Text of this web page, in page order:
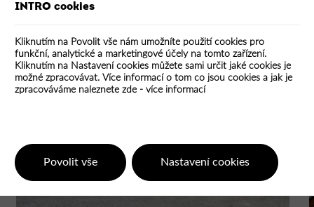
INTRO cookies
Kliknutím na Povolit vše nám umožníte použití cookies pro
funkční, analytické a marketingové účely na tomto zařízení.
Kliknutím na Nastavení cookies můžete sami určit jaké cookies je
možné zpracovávat. Více informací o tom co jsou cookies a jak je
zpracováváme naleznete zde - více informací
Povolit vše Nastavení cookies